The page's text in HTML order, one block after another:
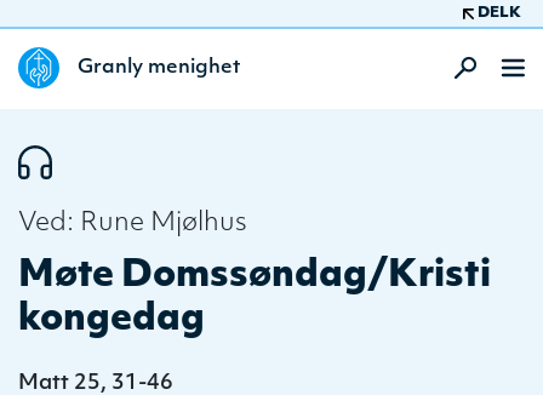
DELK
Granly menighet
Ved: Rune Mjølhus
Møte Domssøndag/Kristi
kongedag
Matt 25, 31-46